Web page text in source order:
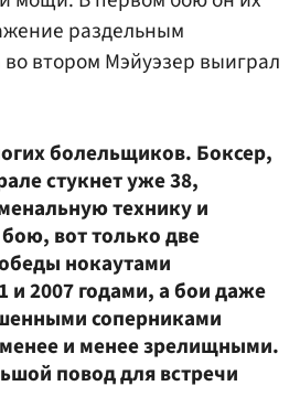
раздельным
втором Мэйуэзер выиграл
болельщиков. Боксер,
стукнет уже 38,
технику и
вот только две
нокаутами
и 2007 годами, а бои даже
соперниками
и менее зрелищными.
повод для встречи